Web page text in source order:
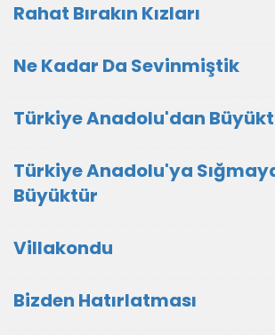
Rahat Bırakın Kızları
Ne Kadar Da Sevinmiştik
Türkiye Anadolu'dan
Türkiye Anadolu'ya
Büyüktür
Villakondu
Bizden Hatırlatması